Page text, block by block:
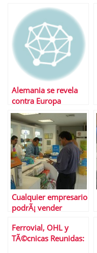
Alemania se revela
contra Europa
Cualquier empresario
podrÃ¡ vender
segÃºn la Ley de
Servicios
Ferrovial, OHL y
TÃ©cnicas Reunidas: